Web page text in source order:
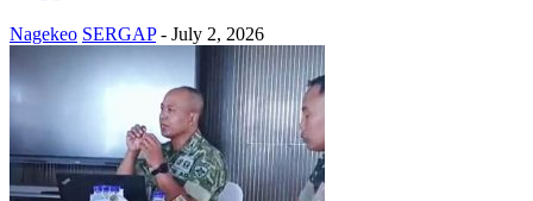
Nagekeo SERGAP - July 2, 2026